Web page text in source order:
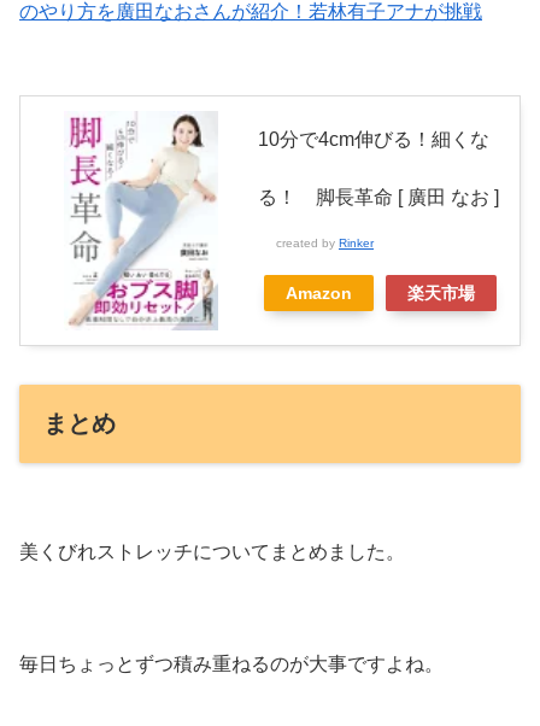
のやり方を廣田なおさんが紹介！若林有子アナが挑戦
10分で4cm伸びる！細くな
る！ 脚長革命 [ 廣田 なお ]
created by Rinker
Amazon 楽天市場
まとめ
美くびれストレッチについてまとめました。
毎日ちょっとずつ積み重ねるのが大事ですよね。